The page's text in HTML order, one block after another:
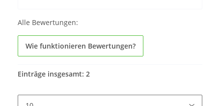
Alle Bewertungen:
Wie funktionieren Bewertungen?
Einträge insgesamt: 2